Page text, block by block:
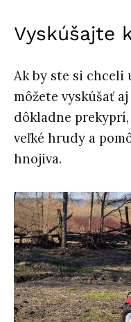
Vyskúšajte
Ak by ste si chceli
môžete vyskúšať
dôkladne
veľké hrudy a
hnojiva.